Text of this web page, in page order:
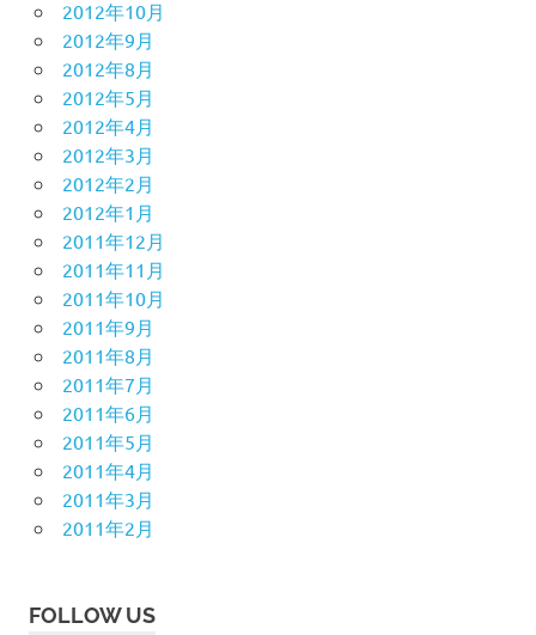
2012年10月
2012年9月
2012年8月
2012年5月
2012年4月
2012年3月
2012年2月
2012年1月
2011年12月
2011年11月
2011年10月
2011年9月
2011年8月
2011年7月
2011年6月
2011年5月
2011年4月
2011年3月
2011年2月
FOLLOW US